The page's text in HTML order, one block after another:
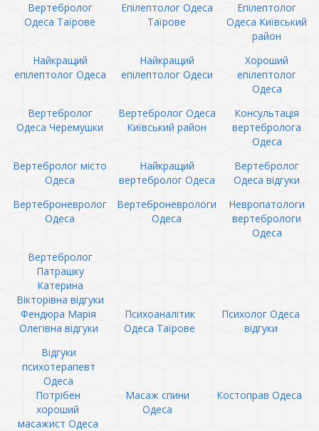
Вертебролог
Одеса Таїрове
Епілептолог Одеса
Таїрове
Епілептолог
Одеса Київський
район
Найкращий
епілептолог Одеса
Найкращий
епілептолог Одеси
Хороший
епілептолог
Одеса
Вертебролог
Одеса Черемушки
Вертебролог Одеса
Київський район
Консультація
вертебролога
Одеса
Вертебролог місто
Одеса
Найкращий
вертебролог Одеса
Вертебролог
Одеса відгуки
Вертеброневролог
Одеса
Вертеброневрологи
Одеса
Невропатологи
вертебрологи
Одеса
Вертебролог
Патрашку
Катерина
Вікторівна відгуки
Фендюра Марія
Олегівна відгуки
Психоаналітик
Одеса Таїрове
Психолог Одеса
відгуки
Відгуки
психотерапевт
Одеса
Потрібен
хороший
масажист Одеса
Масаж спини
Одеса
Костоправ Одеса